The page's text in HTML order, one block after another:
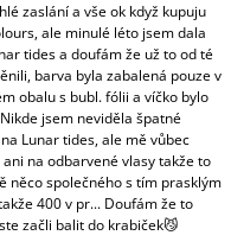
zaslání a vše ok když kupuju
ale minulé léto jsem dala
tides a doufám že už to od té
barva byla zabalená pouze v
obalu s bubl. fólii a víčko bylo
jsem neviděla špatné
Lunar tides, ale mě vůbec
na odbarvené vlasy takže to
něco společného s tím prasklým
400 v pr... Doufám že to
začli balit do krabiček😼